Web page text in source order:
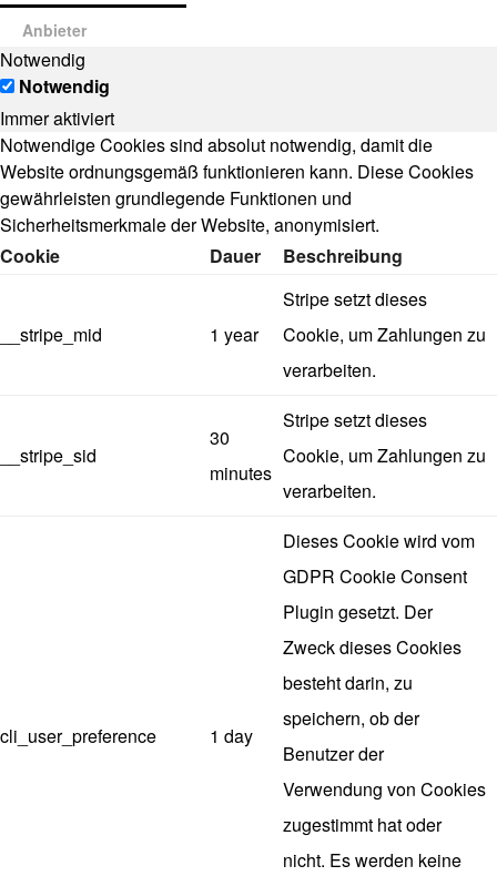
Anbieter
Notwendig
Notwendig
Immer aktiviert
Notwendige Cookies sind absolut notwendig, damit die
Website ordnungsgemäß funktionieren kann. Diese Cookies
gewährleisten grundlegende Funktionen und
Sicherheitsmerkmale der Website, anonymisiert.
Cookie
Dauer Beschreibung
__stripe_mid 1 year
Stripe setzt dieses
Cookie, um Zahlungen zu
verarbeiten.
__stripe_sid
30
minutes
Stripe setzt dieses
Cookie, um Zahlungen zu
verarbeiten.
cli_user_preference 1 day
Dieses Cookie wird vom
GDPR Cookie Consent
Plugin gesetzt. Der
Zweck dieses Cookies
besteht darin, zu
speichern, ob der
Benutzer der
Verwendung von Cookies
zugestimmt hat oder
nicht. Es werden keine